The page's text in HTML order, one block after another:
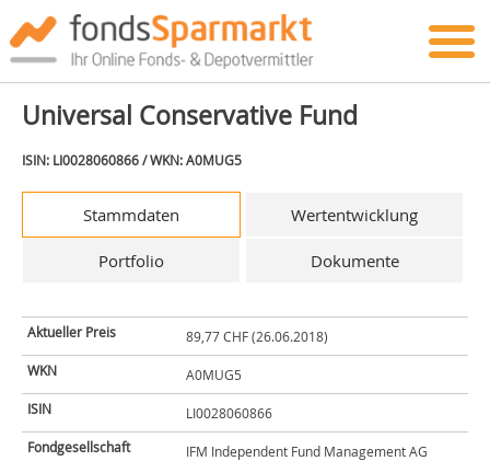
Universal Conservative Fund
ISIN: LI0028060866 / WKN: A0MUG5
Stammdaten Wertentwicklung
Portfolio Dokumente
Aktueller Preis
89,77 CHF (26.06.2018)
WKN
A0MUG5
ISIN
LI0028060866
Fondgesellschaft
IFM Independent Fund Management AG